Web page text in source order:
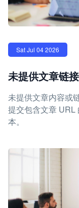
Sat Jul 04 2026
未提供文章链
未提供文章内容或
提交包含文章 URL
本。